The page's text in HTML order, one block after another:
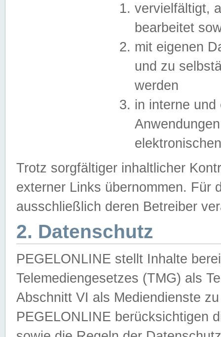
vervielfältigt,
bearbeitet
mit eigenen
und zu
werden
in interne
Trotz sorgfältiger inhaltlicher
externer Links übernommen. Für
ausschließlich deren Betreiber
2. Datenschutz
PEGELONLINE stellt Inhalte
Telemediengesetzes (TMG) als
Abschnitt VI als Mediendienste
PEGELONLINE berücksichtigen